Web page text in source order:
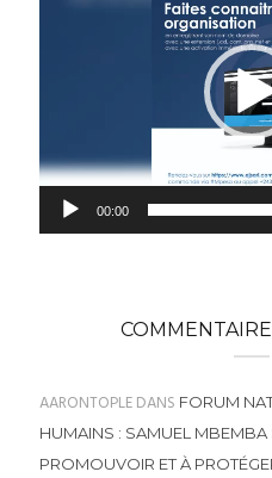
00:00
AARONTOPLEDANS FORUM
HUMAINS : SAMUEL MBEMBA
PROMOUVOIR ET À